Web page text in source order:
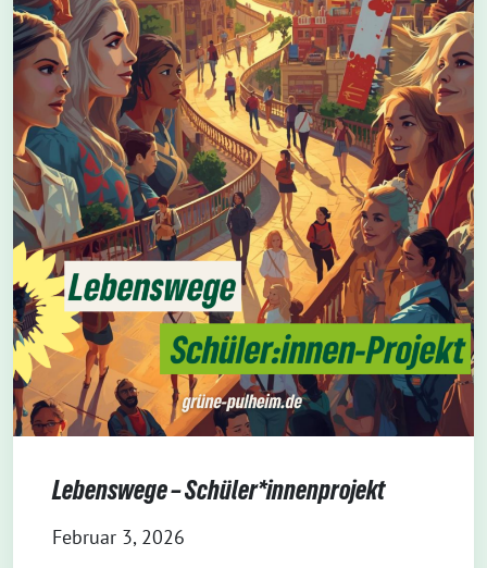
Lebenswege – Schüler*innenprojekt
Februar 3, 2026